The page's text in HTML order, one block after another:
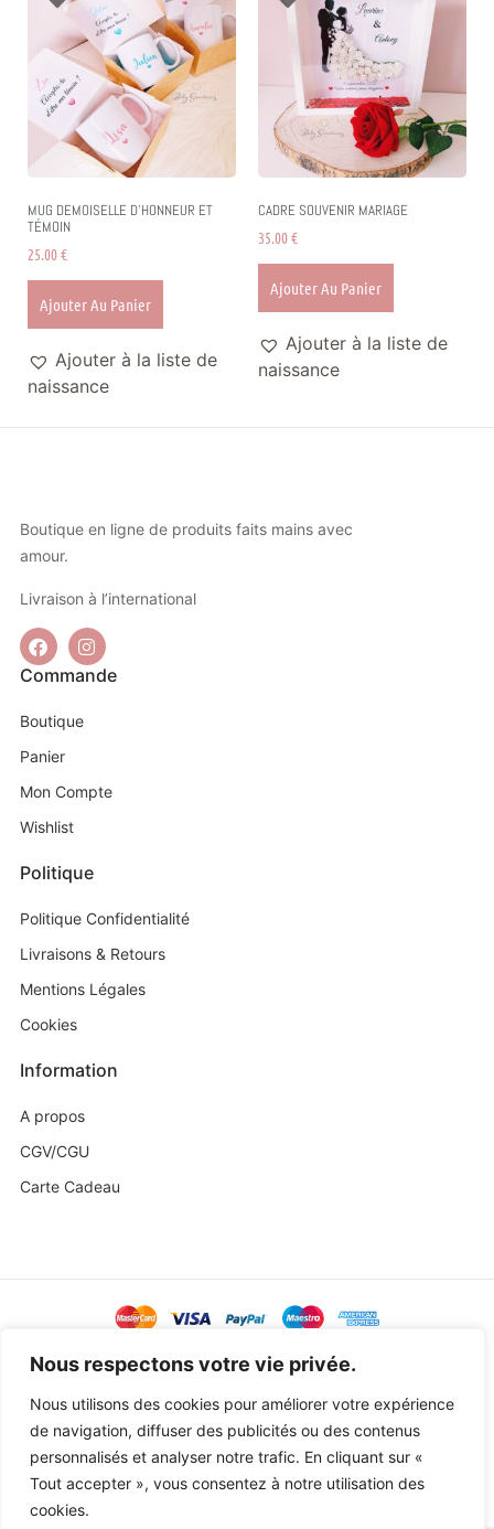
Nous respectons votre vie privée.
Nous utilisons des cookies pour améliorer votre expérience
de navigation, diffuser des publicités ou des contenus
personnalisés et analyser notre trafic. En cliquant sur «
Tout accepter », vous consentez à notre utilisation des
cookies.
MUG DEMOISELLE D’HONNEUR ET
TÉMOIN
25.00€
Ajouter Au Panier
Ajouter à la liste de
naissance
CADRE SOUVENIR MARIAGE
35.00€
Ajouter Au Panier
Ajouter à la liste de
naissance
Boutique en ligne de produits faits mains avec
amour.
Livraison à l’international
Commande
Boutique
Panier
Mon Compte
Wishlist
Politique
Politique Confidentialité
Livraisons & Retours
Mentions Légales
Cookies
Information
A propos
CGV/CGU
Carte Cadeau
@ Copyright 2023 Baby Sweetness byAgence Exoa